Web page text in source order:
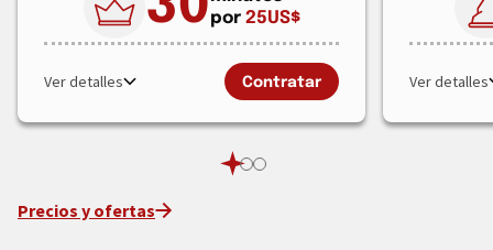
por 25US$
Ver detalles Contratar Ver detalles
Precios y ofertas